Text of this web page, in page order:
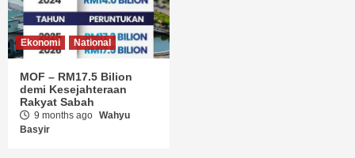
Ekonomi National
MOF – RM17.5 Bilion
demi Kesejahteraan
Rakyat Sabah
9 months ago Wahyu
Basyir